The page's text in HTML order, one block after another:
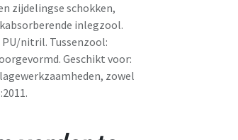
zijdelingse schokken,
inlegzool.
nitril. Tussenzool:
Geschikt voor:
zowel